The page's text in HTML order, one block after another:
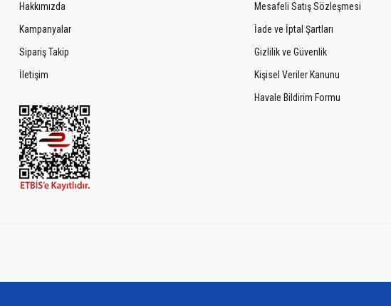
Hakkımızda
Kampanyalar
Sipariş Takip
İletişim
Mesafeli Satış Sözleşmesi
İade ve İptal Şartları
Gizlilik ve Güvenlik
Kişisel Veriler Kanunu
Havale Bildirim Formu